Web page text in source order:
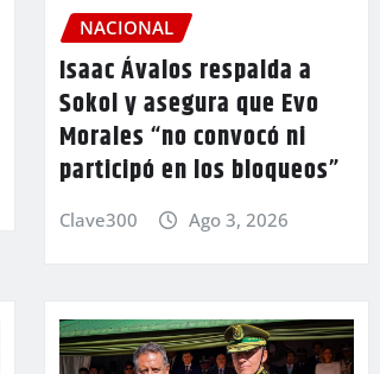
NACIONAL
Isaac Ávalos respalda a
Sokol y asegura que Evo
Morales “no convocó ni
participó en los bloqueos”
Clave300 Ago 3, 2026